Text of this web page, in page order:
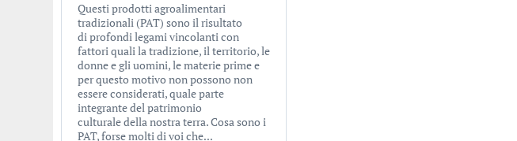
Questi prodotti agroalimentari
tradizionali (PAT) sono il risultato
di profondi legami vincolanti con
fattori quali la tradizione, il territorio, le
donne e gli uomini, le materie prime e
per questo motivo non possono non
essere considerati, quale parte
integrante del patrimonio
culturale della nostra terra. Cosa sono i
PAT, forse molti di voi che...